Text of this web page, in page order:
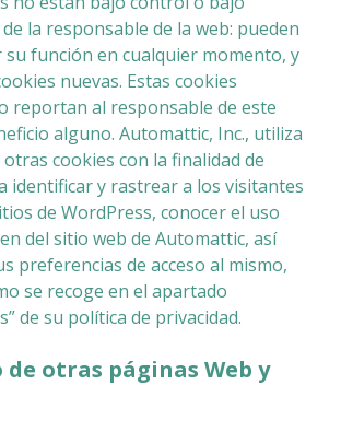
la responsable de la web: pueden
su función en cualquier momento, y
nuevas. Estas cookies
reportan al responsable de este
alguno. Automattic, Inc., utiliza
otras cookies con la finalidad de
identificar y rastrear a los visitantes
de WordPress, conocer el uso
del sitio web de Automattic, así
preferencias de acceso al mismo,
se recoge en el apartado
de su política de privacidad.
otras páginas Web y